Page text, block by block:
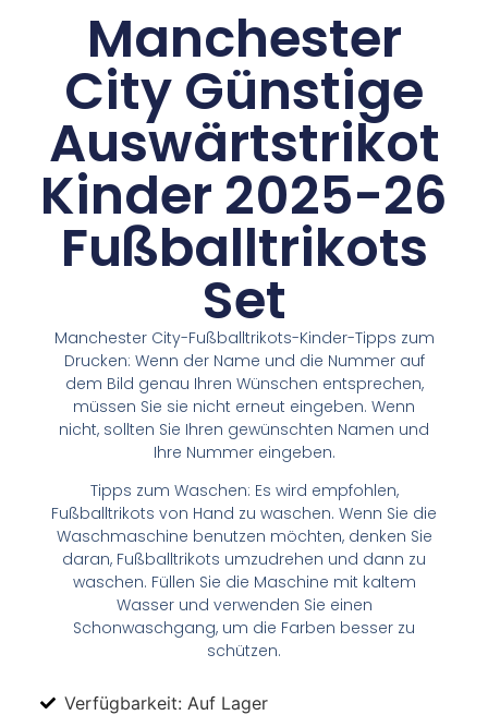
Manchester
City Günstige
Auswärtstrikot
Kinder 2025-26
Fußballtrikots
Set
Manchester City-Fußballtrikots-Kinder-Tipps zum
Drucken: Wenn der Name und die Nummer auf
dem Bild genau Ihren Wünschen entsprechen,
müssen Sie sie nicht erneut eingeben. Wenn
nicht, sollten Sie Ihren gewünschten Namen und
Ihre Nummer eingeben.
Tipps zum Waschen: Es wird empfohlen,
Fußballtrikots von Hand zu waschen. Wenn Sie die
Waschmaschine benutzen möchten, denken Sie
daran, Fußballtrikots umzudrehen und dann zu
waschen. Füllen Sie die Maschine mit kaltem
Wasser und verwenden Sie einen
Schonwaschgang, um die Farben besser zu
schützen.
Verfügbarkeit: Auf Lager